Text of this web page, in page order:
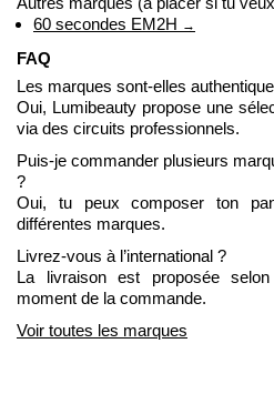
60 secondes EM2H →
FAQ
Les marques sont-elles
Oui, Lumibeauty propose une
via des circuits professionnels.
Puis-je commander plusieurs
?
Oui, tu peux composer ton
différentes marques.
Livrez-vous à l’international ?
La livraison est proposée
moment de la commande.
Voir toutes les marques